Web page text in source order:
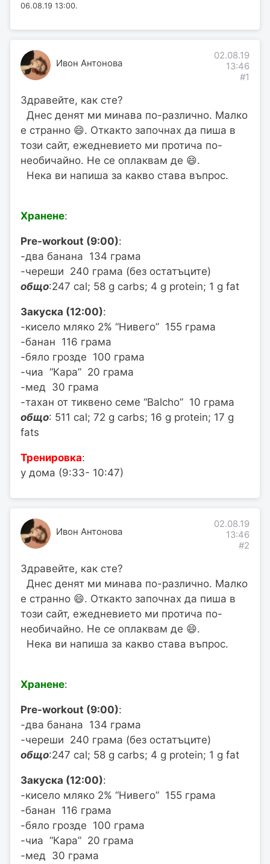
06.08.19 13:00.
Ивон Антонова
02.08.19
13:46
#1
Здравейте, как сте?
Днес денят ми минава по-различно. Малко
е странно 😄. Откакто започнах да пиша в
този сайт, ежедневието ми протича по-
необичайно. Не се оплаквам де 😄.
Нека ви напиша за какво става въпрос.
Хранене:
Pre-workout (9:00):
-два банана 134 грама
-череши 240 грама (без остатъците)
общо:247 cal; 58 g carbs; 4 g protein; 1 g fat
Закуска (12:00):
-кисело мляко 2% “Нивего” 155 грама
-банан 116 грама
-бяло грозде 100 грама
-чиа “Кара” 20 грама
-мед 30 грама
-тахан от тиквено семе “Balcho” 10 грама
общо: 511 cal; 72 g carbs; 16 g protein; 17 g
fats
Тренировка:
у дома (9:33- 10:47)
Ивон Антонова
02.08.19
13:46
#2
Здравейте, как сте?
Днес денят ми минава по-различно. Малко
е странно 😄. Откакто започнах да пиша в
този сайт, ежедневието ми протича по-
необичайно. Не се оплаквам де 😄.
Нека ви напиша за какво става въпрос.
Хранене:
Pre-workout (9:00):
-два банана 134 грама
-череши 240 грама (без остатъците)
общо:247 cal; 58 g carbs; 4 g protein; 1 g fat
Закуска (12:00):
-кисело мляко 2% “Нивего” 155 грама
-банан 116 грама
-бяло грозде 100 грама
-чиа “Кара” 20 грама
-мед 30 грама